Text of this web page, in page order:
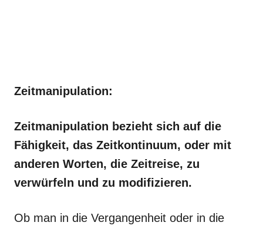
Zeitmanipulation:
Zeitmanipulation bezieht sich auf die
Fähigkeit, das Zeitkontinuum, oder mit
anderen Worten, die Zeitreise, zu
verwürfeln und zu modifizieren.
Ob man in die Vergangenheit oder in die